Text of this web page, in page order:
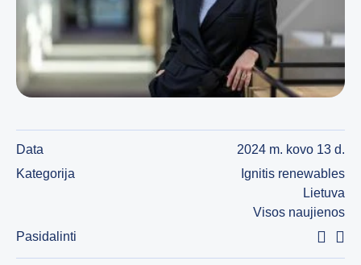
Data
2024 m. kovo 13 d.
Kategorija
Ignitis renewables
Lietuva
Visos naujienos
Pasidalinti